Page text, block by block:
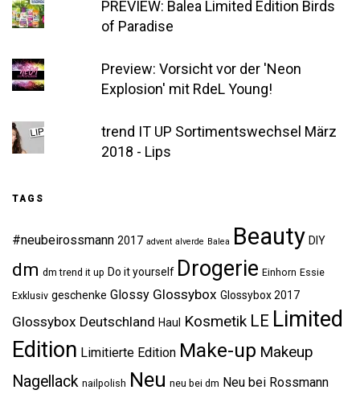
PREVIEW: Balea Limited Edition Birds
of Paradise
Preview: Vorsicht vor der 'Neon
Explosion' mit RdeL Young!
trend IT UP Sortimentswechsel März
2018 - Lips
TAGS
#neubeirossmann 2017 advent alverde Balea Beauty DIY
dm dm trend it up Do it yourself Drogerie Einhorn Essie
Exklusiv geschenke Glossy Glossybox Glossybox 2017
Glossybox Deutschland Haul Kosmetik LE Limited
Edition Limitierte Edition Make-up Makeup
Nagellack nailpolish Neu neu bei dm Neu bei Rossmann